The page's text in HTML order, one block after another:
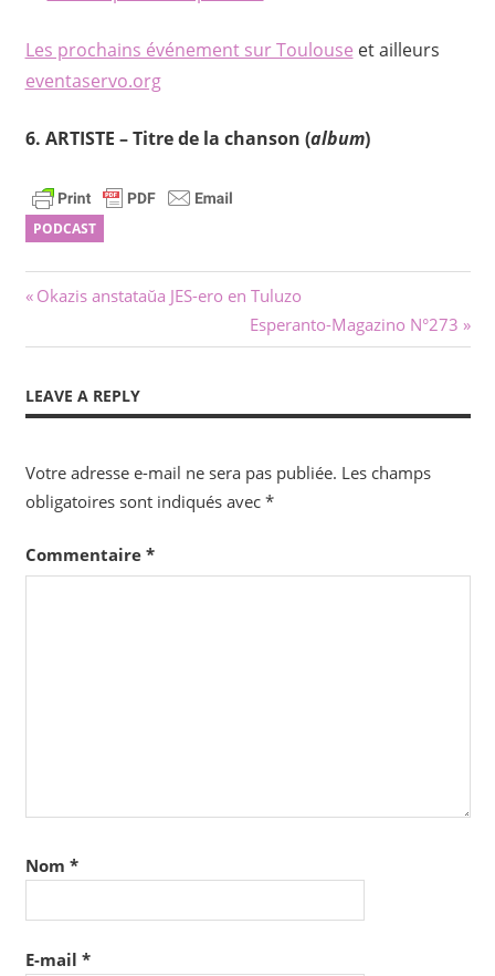
Les prochains événement sur Toulouse et ailleurs
eventaservo.org
6. ARTISTE – Titre de la chanson (album)
PODCAST
Navigation
de
l’article
Previous
Okazis anstataŭa JES-ero en Tuluzo
Next
Post:
Esperanto-Magazino N°273
LEAVE A REPLY
Votre adresse e-mail ne sera pas publiée. Les champs
obligatoires sont indiqués avec *
Commentaire *
Nom *
E-mail *